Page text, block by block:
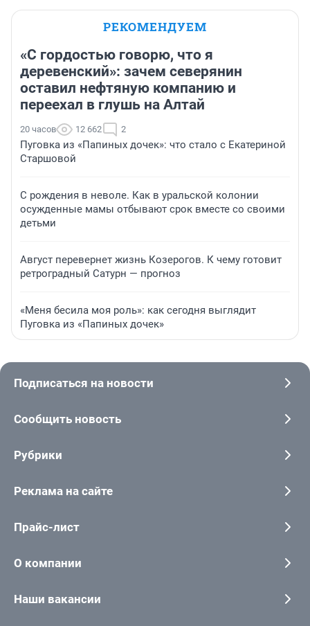
РЕКОМЕНДУЕМ
«С гордостью говорю, что я
деревенский»: зачем северянин
оставил нефтяную компанию и
переехал в глушь на Алтай
20 часов 12 662 2
Пуговка из «Папиных дочек»: что стало с Екатериной
Старшовой
С рождения в неволе. Как в уральской колонии
осужденные мамы отбывают срок вместе со своими
детьми
Август перевернет жизнь Козерогов. К чему готовит
ретроградный Сатурн — прогноз
«Меня бесила моя роль»: как сегодня выглядит
Пуговка из «Папиных дочек»
Подписаться на новости
Сообщить новость
Рубрики
Реклама на сайте
Прайс-лист
О компании
Наши вакансии